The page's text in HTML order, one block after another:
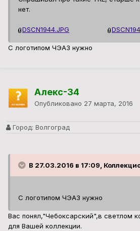
нет.
DSCN1944.JPG
С логотипом ЧЭАЗ нужно
Алекс-34
Опубликовано 27 марта, 2016
Город: Волгоград
В 27.03.2016 в 17:09,
С логотипом ЧЭАЗ нужно
Вас понял,"Чебоксарский",в светлом
для Вашей коллекции.